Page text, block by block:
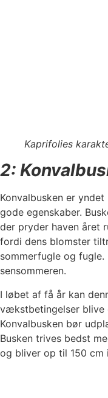
Kaprifolies
2:
Konvalbusken er
gode egenskaber.
der pryder haven året
fordi dens blomster
sommerfugle og
sensommeren.
I løbet af få år kan
vækstbetingelser blive
Konvalbusken bør
Busken trives bedst
og bliver op til 150 cm